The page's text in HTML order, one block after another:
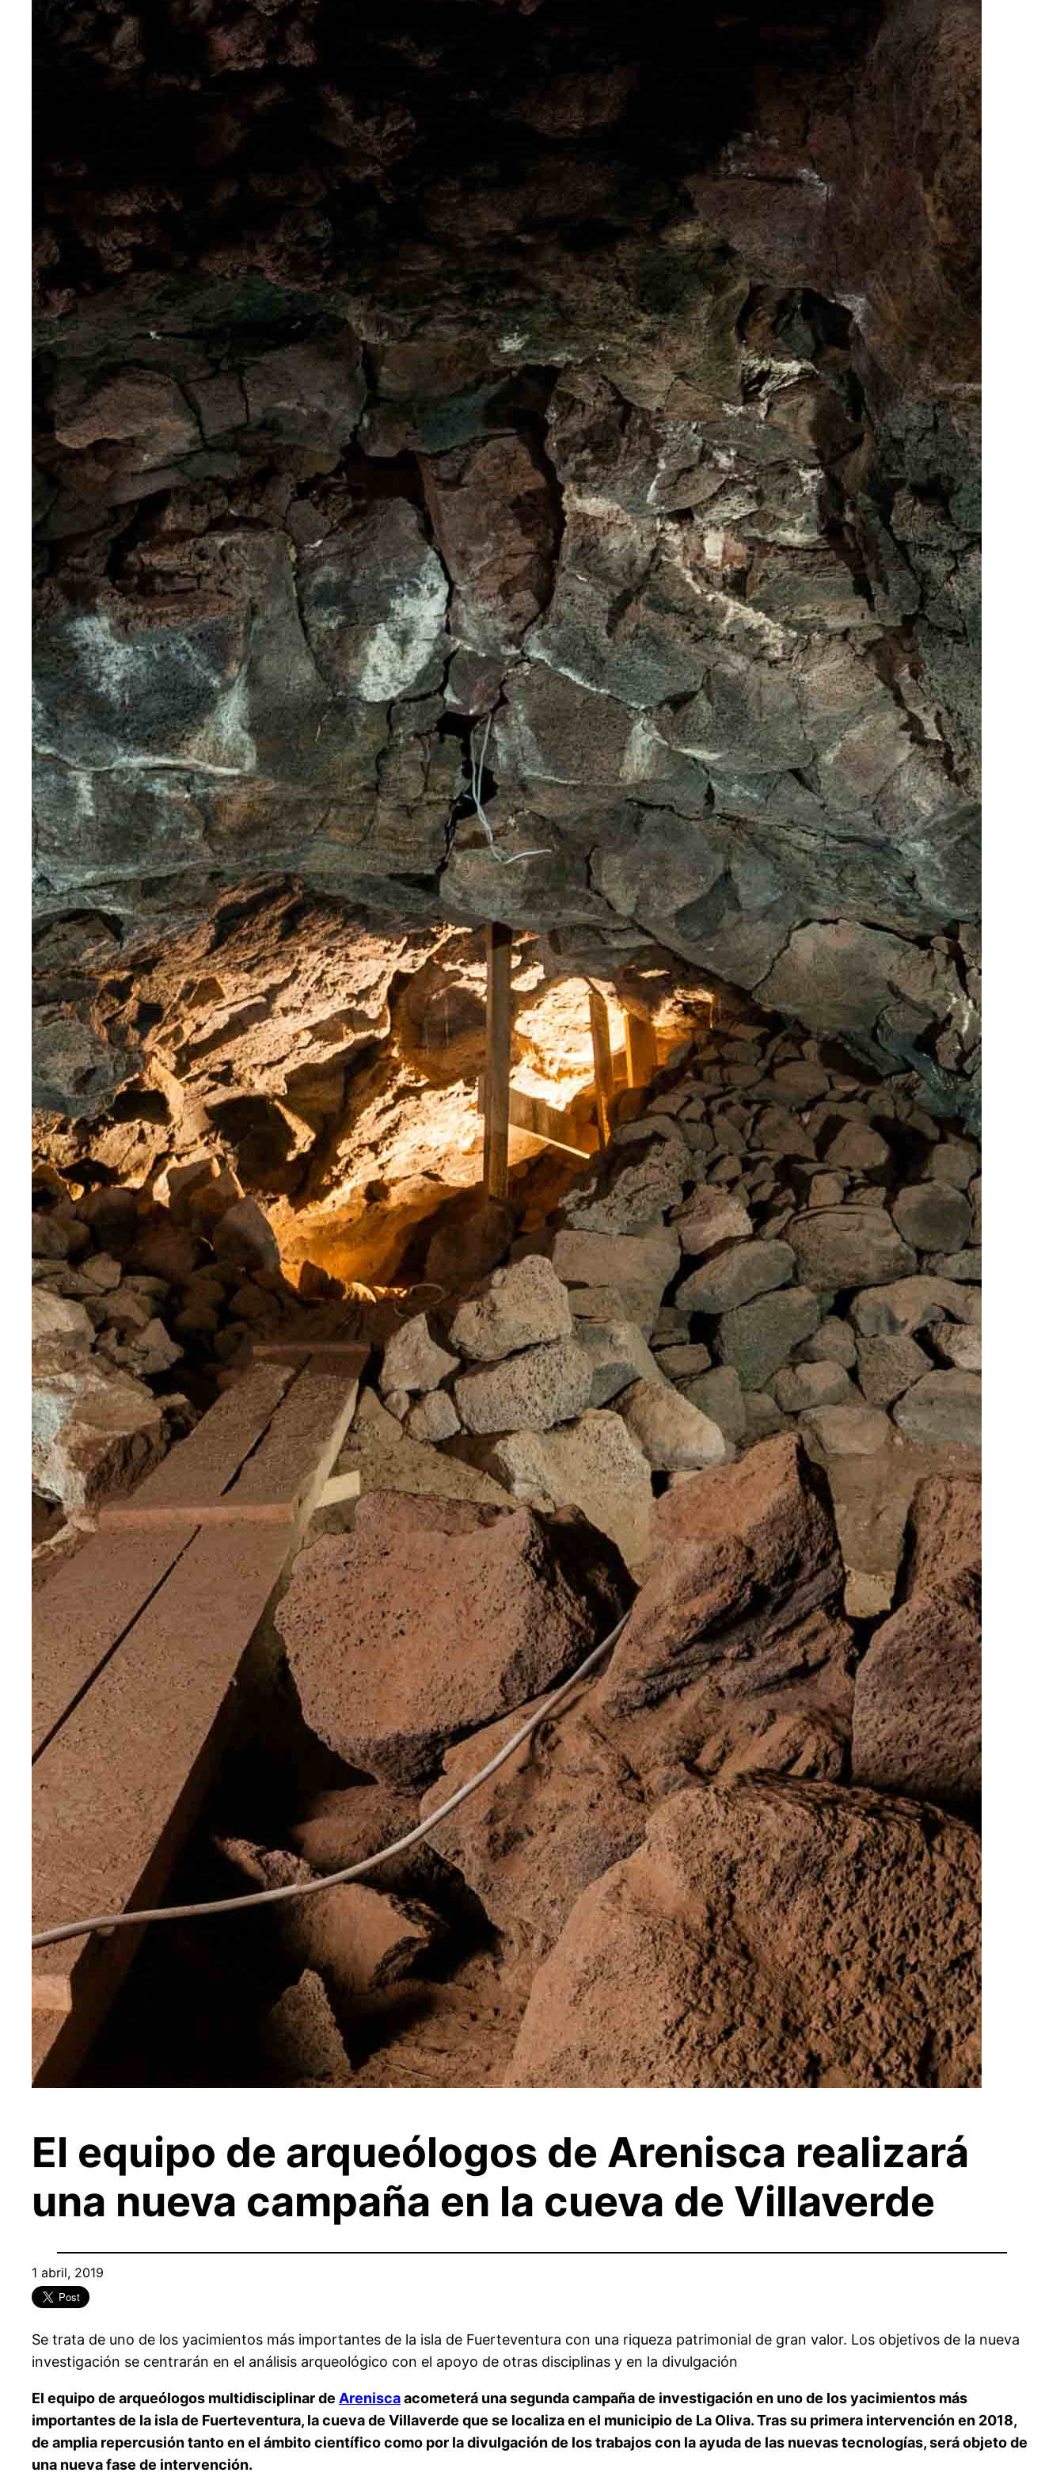
El equipo de arqueólogos de Arenisca realizará
una nueva campaña en la cueva de Villaverde
1 abril, 2019
Se trata de uno de los yacimientos más importantes de la isla de Fuerteventura con una riqueza patrimonial de gran valor. Los objetivos de la nueva
investigación se centrarán en el análisis arqueológico con el apoyo de otras disciplinas y en la divulgación
El equipo de arqueólogos multidisciplinar de Areniscaacometerá una segunda campaña de investigación en uno de los yacimientos más
importantes de la isla de Fuerteventura, la cueva de Villaverde que se localiza en el municipio de La Oliva. Tras su primera intervención en 2018,
de amplia repercusión tanto en el ámbito científico como por la divulgación de los trabajos con la ayuda de las nuevas tecnologías, será objeto de
una nueva fase de intervención.